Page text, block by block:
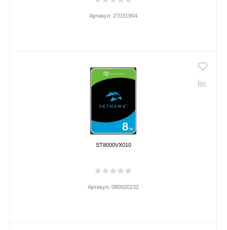
Артикул: 27031904
ST8000VX010
Артикул: 080920232